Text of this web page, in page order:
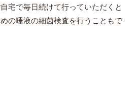
宅で毎日続けて行っていただくと
の唾液の細菌検査を行うこともで